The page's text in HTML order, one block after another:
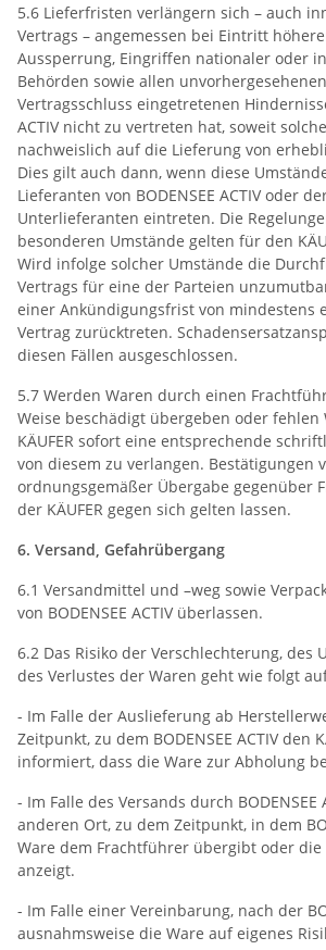
5.6 Lieferfristen verlängern sich – auch
Vertrags – angemessen bei Eintritt
Aussperrung, Eingriffen nationaler oder
Behörden sowie allen
Vertragsschluss eingetretenen
ACTIV nicht zu vertreten hat, soweit
nachweislich auf die Lieferung von
Dies gilt auch dann, wenn diese
Lieferanten von BODENSEE ACTIV oder
Unterlieferanten eintreten. Die
besonderen Umstände gelten für den
Wird infolge solcher Umstände die
Vertrags für eine der Parteien
einer Ankündigungsfrist von mindestens
Vertrag zurücktreten.
diesen Fällen ausgeschlossen.
5.7 Werden Waren durch einen
Weise beschädigt übergeben oder fehlen
KÄUFER sofort eine entsprechende
von diesem zu verlangen. Bestätigungen
ordnungsgemäßer Übergabe gegenüber
der KÄUFER gegen sich gelten lassen.
6. Versand, Gefahrübergang
6.1 Versandmittel und –weg sowie
von BODENSEE ACTIV überlassen.
6.2 Das Risiko der Verschlechterung, des
des Verlustes der Waren geht wie folgt
- Im Falle der Auslieferung ab
Zeitpunkt, zu dem BODENSEE ACTIV den
informiert, dass die Ware zur Abholung
- Im Falle des Versands durch BODENSEE
anderen Ort, zu dem Zeitpunkt, in dem
Ware dem Frachtführer übergibt oder
anzeigt.
- Im Falle einer Vereinbarung, nach der
ausnahmsweise die Ware auf eigenes